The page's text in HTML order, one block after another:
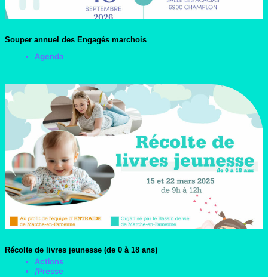
Souper annuel des Engagés marchois
Agenda
Récolte de livres jeunesse (de 0 à 18 ans)
Actions
/Presse